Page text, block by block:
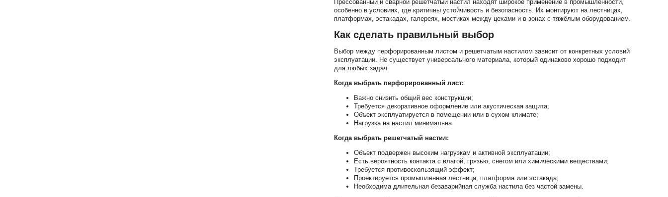
Прессованный и сварной решетчатый настил находят широкое применение в промышленности,
особенно в условиях, где критичны устойчивость и безопасность. Их монтируют на лестницах,
платформах, эстакадах, галереях, мостиках между цехами и в зонах с тяжёлым оборудованием.
Как сделать правильный выбор
Выбор между перфорированным листом и решетчатым настилом зависит от конкретных условий
эксплуатации. Не существует универсального материала, который одинаково хорошо подходит
для любых задач.
Когда выбрать перфорированный лист:
Важно снизить общий вес конструкции;
Требуется декоративное оформление или акустическая защита;
Объект эксплуатируется в помещении или в сухом климате;
Нагрузка на настил минимальна.
Когда выбрать решетчатый настил:
Объект подвержен высоким нагрузкам и активной эксплуатации;
Есть вероятность контакта с влагой, грязью, снегом или химическими веществами;
Требуется противоскользящий эффект;
Проектируется промышленная лестница, платформа или эстакада;
Необходима длительная безаварийная служба настила без частой замены.